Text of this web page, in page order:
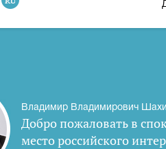
Владимир Владимирович
Добро пожаловать в
место российского